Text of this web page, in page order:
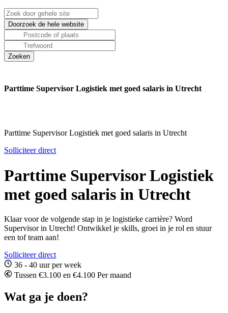
Parttime Supervisor Logistiek met goed salaris in Utrecht
Parttime Supervisor Logistiek met goed salaris in Utrecht
Solliciteer direct
Parttime Supervisor Logistiek
met goed salaris in Utrecht
Klaar voor de volgende stap in je logistieke carrière? Word
Supervisor in Utrecht! Ontwikkel je skills, groei in je rol en stuur
een tof team aan!
Solliciteer direct
36 - 40 uur per week
Tussen €3.100 en €4.100 Per maand
Wat ga je doen?